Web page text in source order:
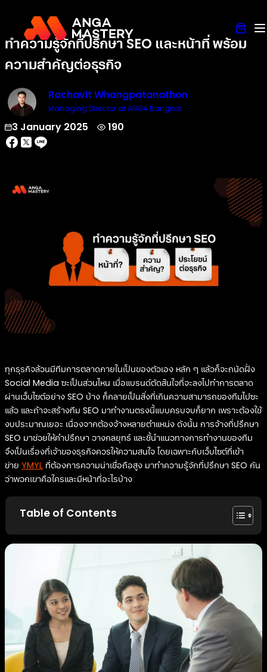
ทำความรู้จักที่ปรึกษา SEO และหน้าที่ พร้อม
ความสำคัญต่อธุรกิจ
Rachavit Whangpatanathon
Managing Director at ANGA Bangkok
3 January 2025 190
ทุกธุรกิจล้วนมีทีมการตลาดภายในเป็นของตัวเอง หลัก ๆ แล้วก็จะถนัดฝั่ง
Social Media ซะเป็นส่วนไหน เมื่อแบรนด์ตัดสินใจที่จะลงไปทำการตลาด
ผ่านเว็บไซต์อย่าง SEO บ้าง ก็กลายเป็นสิ่งที่เกินความสามารถของทีมไปซะ
แล้ว และถ้าจะสร้างทีม SEO มาทำงานตรงนี้แบบครบจบก็ยาก เพราะต้องใช้
งบประมาณเยอะ เนื่องจากต้องจ้างหลายตำแหน่ง ดังนั้น การจ้างที่ปรึกษา
SEO มาช่วยให้คำปรึกษา วางกลยุทธ์ และชี้นำแนวทางการทำงานของทีม
จึงเป็นเรื่องที่เจ้าของธุรกิจควรให้ความสนใจ โดยเฉพาะกับเว็บไซต์ที่เข้า
ข่าย YMYL ที่ต้องการความน่าเชื่อถือสูง มาทำความรู้จักที่ปรึกษา SEO กัน
ว่าพวกเขาคือใครและมีหน้าที่อะไรบ้าง
Table of Contents